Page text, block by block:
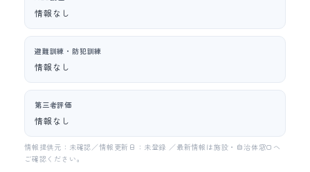
情報なし
避難訓練・防犯訓練
情報なし
第三者評価
情報なし
情報提供元：未確認／情報更新日：未登録 ／最新情報は施設・自治体窓口へ
ご確認ください。